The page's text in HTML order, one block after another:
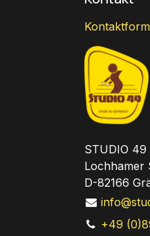
STUDIO
Lochhamer
D-82166
+49